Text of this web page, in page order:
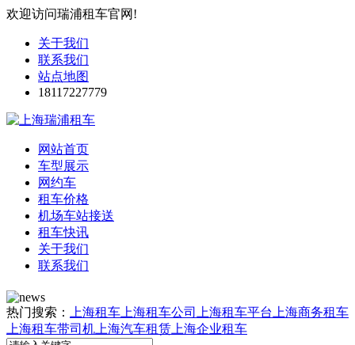
欢迎访问瑞浦租车官网!
关于我们
联系我们
站点地图
18117227779
网站首页
车型展示
网约车
租车价格
机场车站接送
租车快讯
关于我们
联系我们
热门搜索： 上海租车 上海租车公司 上海租车平台 上海商务租车
上海租车带司机 上海汽车租赁 上海企业租车